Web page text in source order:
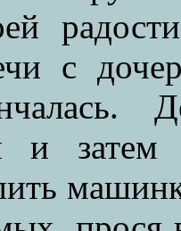
с
и затем